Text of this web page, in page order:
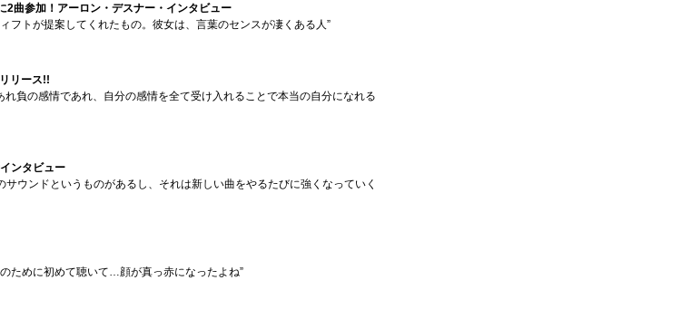
2曲参加！アーロン・デスナー・インタビュー
フトが提案してくれたもの。彼女は、言葉のセンスが凄くある人”
リース!!
れ負の感情であれ、自分の感情を全て受け入れることで本当の自分になれる
ンタビュー
ウンドというものがあるし、それは新しい曲をやるたびに強くなっていく
ために初めて聴いて…顔が真っ赤になったよね”